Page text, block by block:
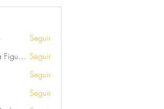
Seguir
Lexander Loaiza Figueroa Seguir
Seguir
Seguir